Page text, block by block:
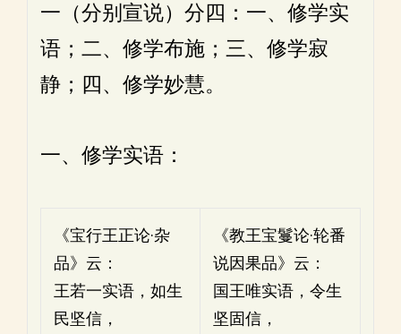
一（分别宣说）分四：一、修学实
语；二、修学布施；三、修学寂
静；四、修学妙慧。
一、修学实语：
《宝行王正论·杂
品》云：
王若一实语，如生
民坚信，
《教王宝鬘论·轮番
说因果品》云：
国王唯实语，令生
坚固信，